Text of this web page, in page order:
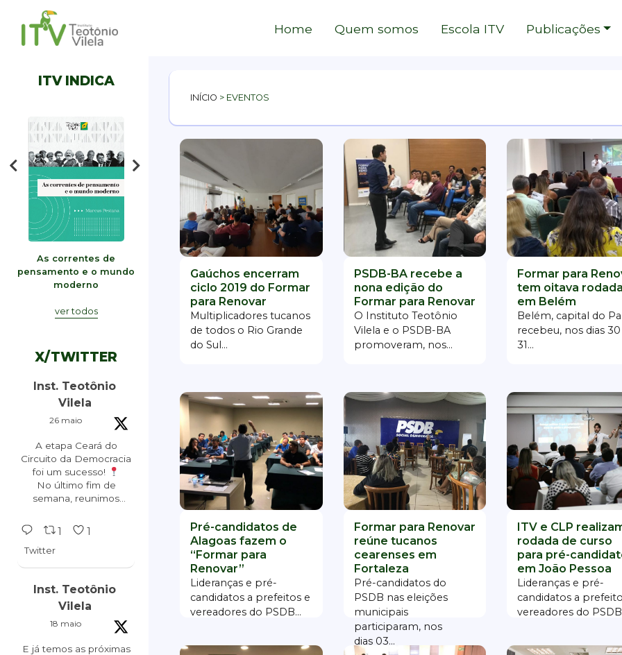
Home Quem somos Escola ITV Publicações
ITV INDICA
As correntes de
pensamento e o mundo
moderno
Filme: Meu nome é Gal ESCOLA ITV Filme: Cangaço Novo Filme: Barbie
ver todos
X/TWITTER
Inst. Teotônio
Vilela
26 maio
A etapa Ceará do
Circuito da Democracia
foi um sucesso!
No último fim de
semana, reunimos
candidatos e
especialistas em mais
um encontro de
1 1
Twitter
Inst. Teotônio
Vilela
18 maio
E já temos as próximas
INÍCIO > EVENTOS
Gaúchos encerram
ciclo 2019 do Formar
para Renovar
Multiplicadores tucanos
de todos o Rio Grande
do Sul...
PSDB-BA recebe a
nona edição do
Formar para Renovar
O Instituto Teotônio
Vilela e o PSDB-BA
promoveram, nos...
Formar para
tem oitava
em Belém
Belém, capital do
recebeu, nos dias
31...
Pré-candidatos de
Alagoas fazem o
“Formar para
Renovar”
Lideranças e pré-
candidatos a prefeitos e
vereadores do PSDB...
Formar para Renovar
reúne tucanos
cearenses em
Fortaleza
Pré-candidatos do
PSDB nas eleições
municipais
participaram, nos
dias 03...
ITV e CLP
rodada de curso
para pré-
em João Pessoa
Lideranças e pré-
candidatos a
vereadores do